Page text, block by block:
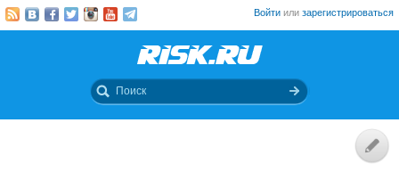
Войти или зарегистрироваться